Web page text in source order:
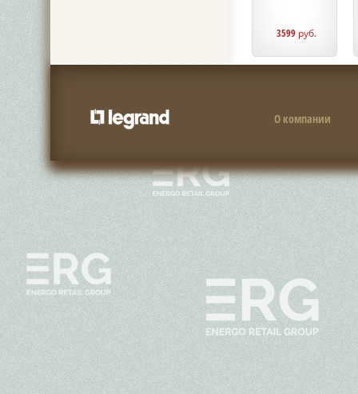
3599 руб.
О компании